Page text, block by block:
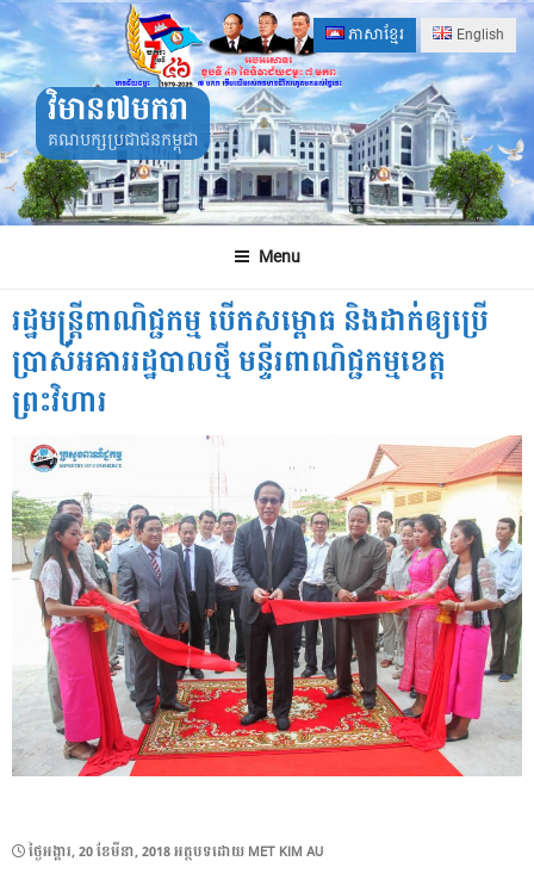
Skip
to
content
ភាសាខ្មែរ English
វិមាន៧មករា
គណបក្សប្រជាជនកម្ពុជា
Menu
រដ្ឋមន្ត្រីពាណិជ្ជកម្ម បើកសម្ពោធ និងដាក់ឲ្យប្រើ
ប្រាស់អគាររដ្ឋបាលថ្មី មន្ទីរពាណិជ្ជកម្មខេត្ត
ព្រះវិហារ
POSTED
ថ្ងៃ​អង្គារ, 20 ខែ​មីនា, 2018អត្ថបទដោយ MET KIM AU